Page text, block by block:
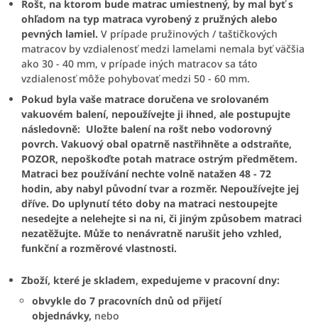
Rošt, na ktorom bude matrac umiestnený, by mal byť s
ohľadom na typ matraca vyrobený z pružných alebo
pevných lamiel. V prípade pružinových / taštičkových
matracov by vzdialenosť medzi lamelami nemala byť väčšia
ako 30 - 40 mm, v prípade iných matracov sa táto
vzdialenosť môže pohybovať medzi 50 - 60 mm.
Pokud byla vaše matrace doručena ve srolovaném
vakuovém balení, nepoužívejte ji ihned, ale postupujte
následovně: Uložte balení na rošt nebo vodorovný
povrch. Vakuový obal opatrně nastřihněte a odstraňte,
POZOR, nepoškoďte potah matrace ostrým předmětem.
Matraci bez používání nechte volně natažen 48 - 72
hodin, aby nabyl původní tvar a rozměr. Nepoužívejte jej
dříve. Do uplynutí této doby na matraci nestoupejte
nesedejte a nelehejte si na ni, či jiným způsobem matraci
nezatěžujte. Může to nenávratně narušit jeho vzhled,
funkční a rozměrové vlastnosti.
Zboží, které je skladem, expedujeme v pracovní dny:
obvykle do 7 pracovních dnů od přijetí
objednávky, nebo